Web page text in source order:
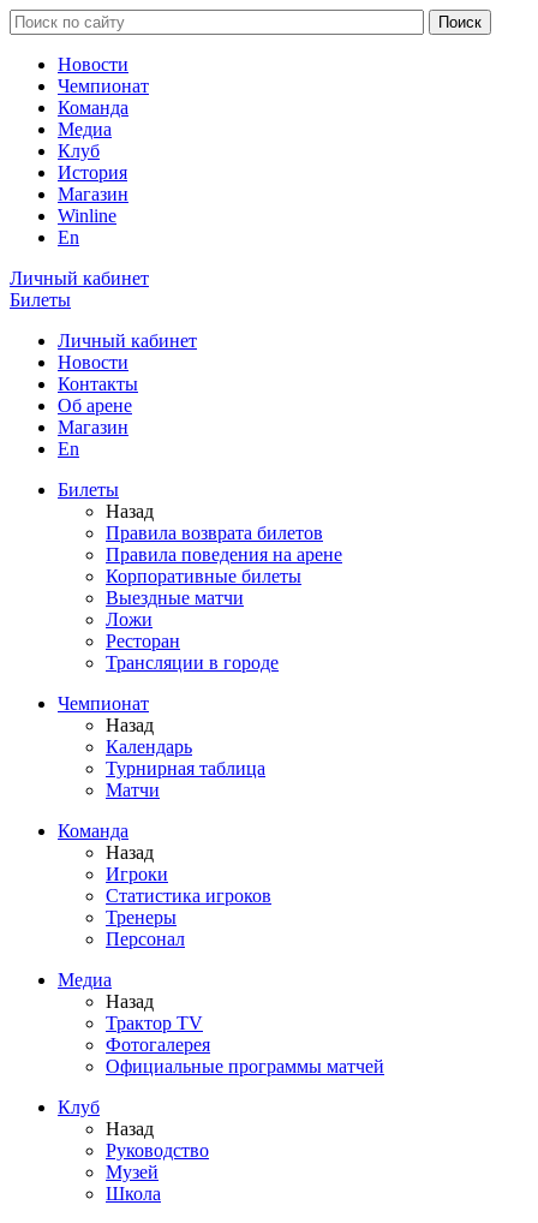
Новости
Чемпионат
Команда
Медиа
Клуб
История
Магазин
Winline
En
Личный кабинет
Билеты
Личный кабинет
Новости
Контакты
Об арене
Магазин
En
Билеты
Назад
Правила возврата билетов
Правила поведения на арене
Корпоративные билеты
Выездные матчи
Ложи
Ресторан
Трансляции в городе
Чемпионат
Назад
Календарь
Турнирная таблица
Матчи
Команда
Назад
Игроки
Статистика игроков
Тренеры
Персонал
Медиа
Назад
Трактор TV
Фотогалерея
Официальные программы матчей
Клуб
Назад
Руководство
Музей
Школа